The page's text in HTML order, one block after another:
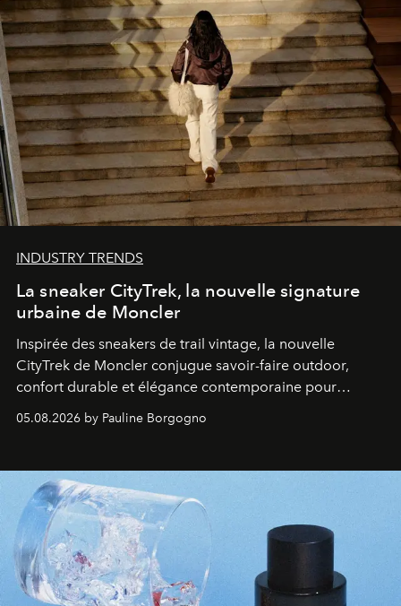
INDUSTRY TRENDS
La sneaker CityTrek, la nouvelle signature
urbaine de Moncler
Inspirée des sneakers de trail vintage, la nouvelle
CityTrek de Moncler conjugue savoir-faire outdoor,
confort durable et élégance contemporaine pour
accompagner les explorations du quotidien.
05.08.2026 by Pauline Borgogno